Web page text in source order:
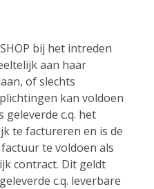
bij het intreden
aan haar
of slechts
kan voldoen
geleverde c.q. het
te factureren en is de
te voldoen als
contract. Dit geldt
c.q. leverbare